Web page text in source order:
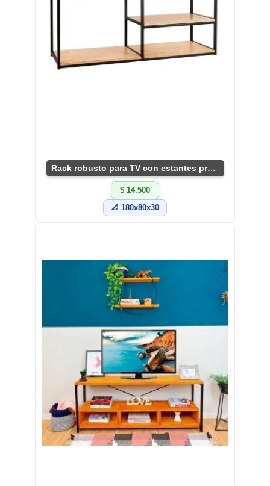
Rack robusto para TV con estantes prácticos.
$ 14.500
📐 180x80x30